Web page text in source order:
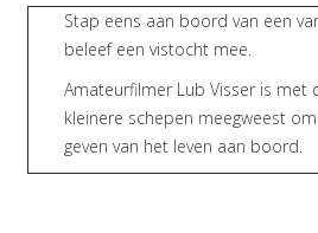
Stap eens aan boord van een
beleef een vistocht mee.
Amateurfilmer Lub Visser is met
kleinere schepen meegweest
geven van het leven aan boord.